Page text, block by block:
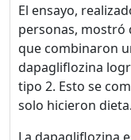
El ensayo,
personas, mostró
que combinaron
dapagliflozina
tipo 2. Esto se
solo hicieron dieta.